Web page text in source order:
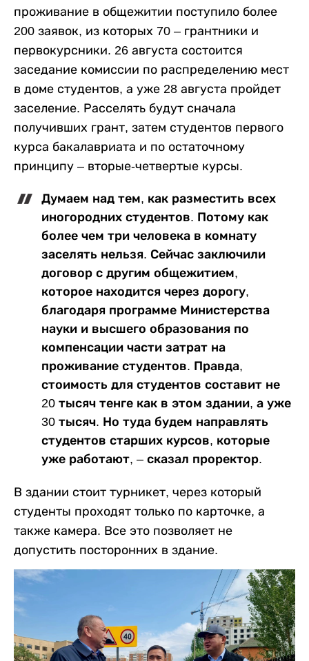
проживание в общежитии поступило более
200 заявок, из которых 70 – грантники и
первокурсники. 26 августа состоится
заседание комиссии по распределению мест
в доме студентов, а уже 28 августа пройдет
заселение. Расселять будут сначала
получивших грант, затем студентов первого
курса бакалавриата и по остаточному
принципу – вторые-четвертые курсы.
Думаем над тем, как разместить всех
иногородних студентов. Потому как
более чем три человека в комнату
заселять нельзя. Сейчас заключили
договор с другим общежитием,
которое находится через дорогу,
благодаря программе Министерства
науки и высшего образования по
компенсации части затрат на
проживание студентов. Правда,
стоимость для студентов составит не
20 тысяч тенге как в этом здании, а уже
30 тысяч. Но туда будем направлять
студентов старших курсов, которые
уже работают, – сказал проректор.
В здании стоит турникет, через который
студенты проходят только по карточке, а
также камера. Все это позволяет не
допустить посторонних в здание.